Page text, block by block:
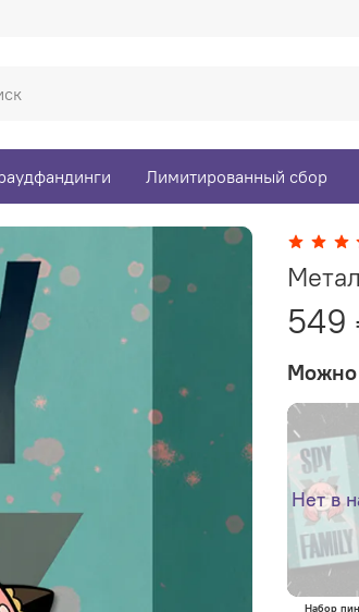
Лимитированный сбор
549
Можно
Нет в
Набор